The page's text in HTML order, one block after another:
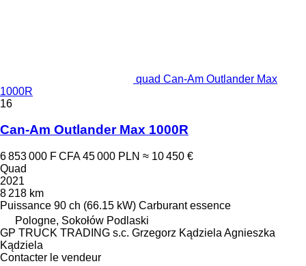
quad Can-Am Outlander Max
1000R
16
Can-Am Outlander Max 1000R
6 853 000 F CFA 45 000 PLN ≈ 10 450 €
Quad
2021
8 218 km
Puissance 90 ch (66.15 kW) Carburant essence
Pologne, Sokołów Podlaski
GP TRUCK TRADING s.c. Grzegorz Kądziela Agnieszka
Kądziela
Contacter le vendeur